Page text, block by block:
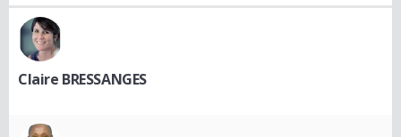
Claire BRESSANGES